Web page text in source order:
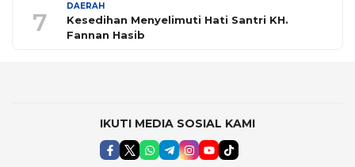
7
DAERAH
Kesedihan Menyelimuti Hati Santri KH.
Fannan Hasib
IKUTI MEDIA SOSIAL KAMI